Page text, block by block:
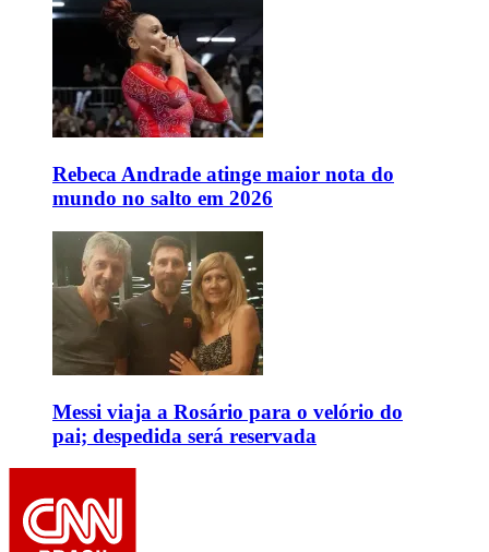
Rebeca Andrade atinge maior nota do
mundo no salto em 2026
Messi viaja a Rosário para o velório do
pai; despedida será reservada